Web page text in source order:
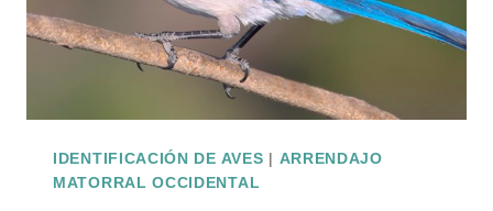
IDENTIFICACIÓN DE AVES | ARRENDAJO
MATORRAL OCCIDENTAL